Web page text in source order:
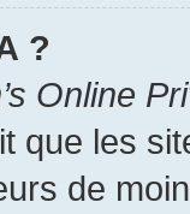
?
Online
que les
de